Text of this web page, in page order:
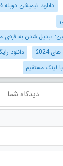
دانلود انیمیشن دوبله
تبدیل شدن به فردی
2024
دانلود
لینک مستقیم
دیدگاه شما